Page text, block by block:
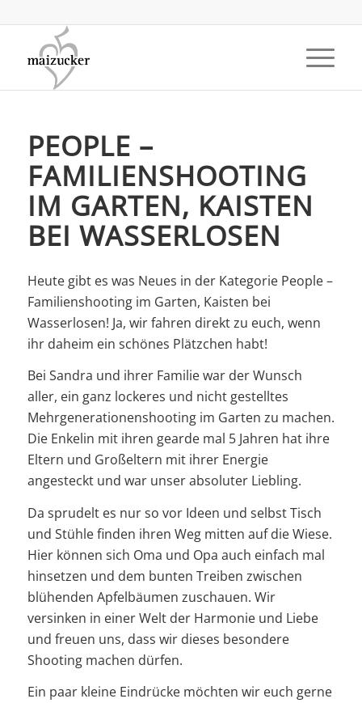
PEOPLE –
FAMILIENSHOOTING
IM GARTEN, KAISTEN
BEI WASSERLOSEN
Heute gibt es was Neues in der Kategorie People –
Familienshooting im Garten, Kaisten bei
Wasserlosen! Ja, wir fahren direkt zu euch, wenn
ihr daheim ein schönes Plätzchen habt!
Bei Sandra und ihrer Familie war der Wunsch
aller, ein ganz lockeres und nicht gestelltes
Mehrgenerationenshooting im Garten zu machen.
Die Enkelin mit ihren gearde mal 5 Jahren hat ihre
Eltern und Großeltern mit ihrer Energie
angesteckt und war unser absoluter Liebling.
Da sprudelt es nur so vor Ideen und selbst Tisch
und Stühle finden ihren Weg mitten auf die Wiese.
Hier können sich Oma und Opa auch einfach mal
hinsetzen und dem bunten Treiben zwischen
blühenden Apfelbäumen zuschauen. Wir
versinken in einer Welt der Harmonie und Liebe
und freuen uns, dass wir dieses besondere
Shooting machen dürfen.
Ein paar kleine Eindrücke möchten wir euch gerne